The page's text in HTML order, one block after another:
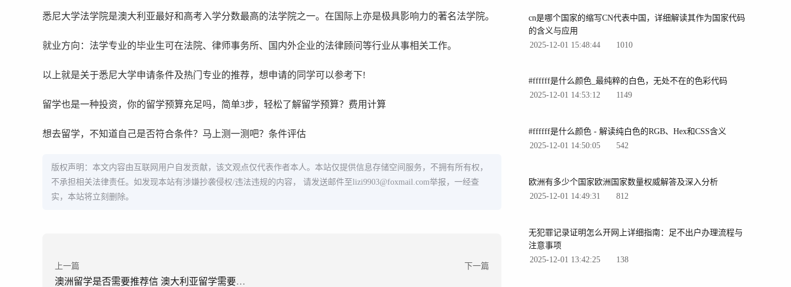
悉尼大学法学院是澳大利亚最好和高考入学分数最高的法学院之一。在国际上亦是极具影响力的著名法学院。
就业方向：法学专业的毕业生可在法院、律师事务所、国内外企业的法律顾问等行业从事相关工作。
以上就是关于悉尼大学申请条件及热门专业的推荐，想申请的同学可以参考下!
留学也是一种投资，你的留学预算充足吗，简单3步，轻松了解留学预算？费用计算
想去留学，不知道自己是否符合条件？马上测一测吧？条件评估
版权声明：本文内容由互联网用户自发贡献，该文观点仅代表作者本人。本站仅提供信息存储空间服务，不拥有所有权，
不承担相关法律责任。如发现本站有涉嫌抄袭侵权/违法违规的内容， 请发送邮件至lizi9903@foxmail.com举报，一经查
实，本站将立刻删除。
上一篇
澳洲留学是否需要推荐信 澳大利亚留学需要推荐信吗
下一篇
cn是哪个国家的缩写CN代表中国，详细解读其作为国家代码
的含义与应用
2025-12-01 15:48:44
1010
#ffffff是什么颜色_最纯粹的白色，无处不在的色彩代码
2025-12-01 14:53:12
1149
#ffffff是什么颜色 - 解读纯白色的RGB、Hex和CSS含义
2025-12-01 14:50:05
542
欧洲有多少个国家欧洲国家数量权威解答及深入分析
2025-12-01 14:49:31
812
无犯罪记录证明怎么开网上详细指南：足不出户办理流程与
注意事项
2025-12-01 13:42:25
138